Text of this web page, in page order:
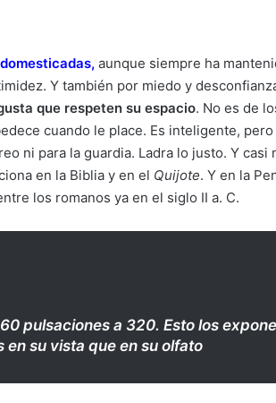
, aunque siempre ha
Y también por miedo y
que respeten su espacio. No es de
cuando le place. Es inteligente,
ni para la guardia. Ladra lo justo. Y casi
en la Biblia y en el Quijote. Y en la
los romanos ya en el siglo II a. C.
pulsaciones a 320. Esto los
en su vista que en su olfato